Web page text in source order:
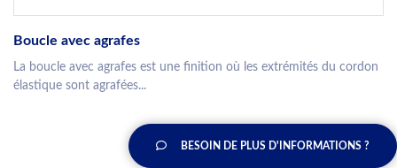
Boucle avec agrafes
La boucle avec agrafes est une finition où les extrémités du cordon
élastique sont agrafées...
BESOIN DE PLUS D'INFORMATIONS ?